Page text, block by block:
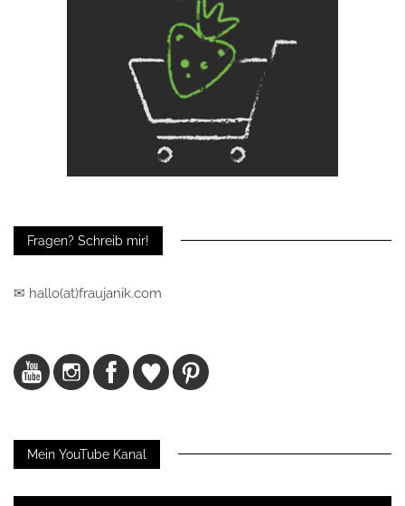
Fragen? Schreib mir!
✉ hallo(at)fraujanik.com
Mein YouTube Kanal